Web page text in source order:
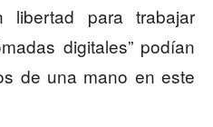
libertad para trabajar
digitales” podían
de una mano en este